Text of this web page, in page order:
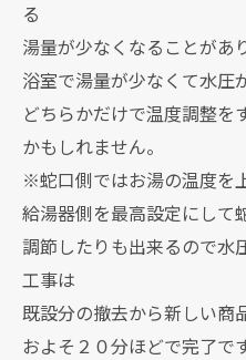
る
湯量が少なくなることがあ
浴室で湯量が少なくて水圧
どちらかだけで温度調整を
かもしれません。
※蛇口側ではお湯の温度を
給湯器側を最高設定にして
調節したりも出来るので水
工事は
既設分の撤去から新しい商
およそ２０分ほどで完了です